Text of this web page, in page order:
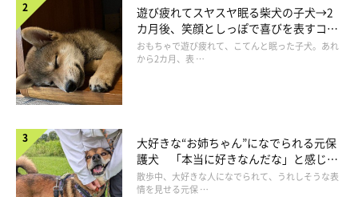
遊び疲れてスヤスヤ眠る柴犬の子犬→2
カ月後、笑顔としっぽで喜びを表すコに
成長！
おもちゃで遊び疲れて、こてんと眠った子犬。あれ
から2カ月、表 …
大好きな“お姉ちゃん”になでられる元保
護犬 「本当に好きなんだな」と感じる
表情にほっこり
散歩中、大好きな人になでられて、うれしそうな表
情を見せる元保 …